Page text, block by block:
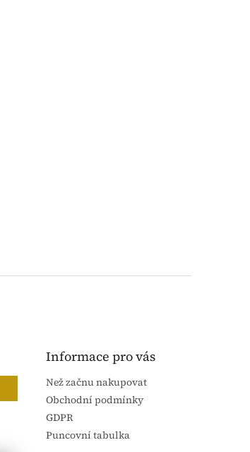
Informace pro vás
Než začnu nakupovat
Obchodní podmínky
GDPR
Puncovní tabulka